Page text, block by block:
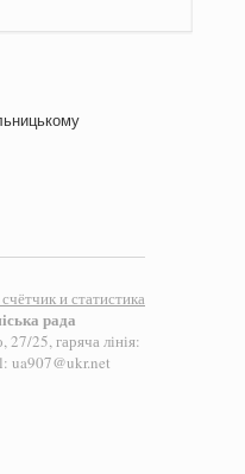
рада
27/25, гаряча лінія:
ua907@ukr.net